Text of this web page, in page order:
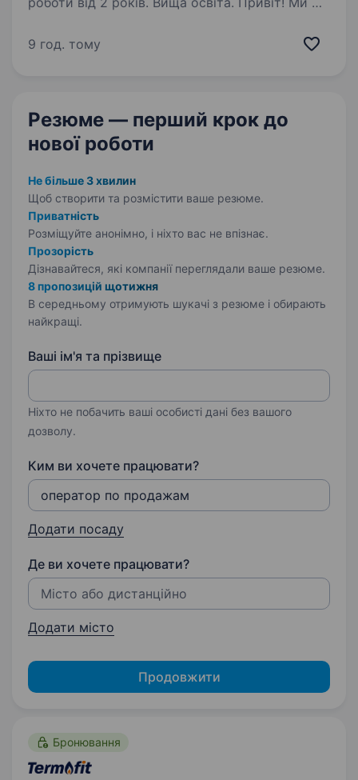
досвідом у виробництві запасних частин
року…
9 год. тому
Резюме — перший крок до
нової роботи
Не більше 3 хвилин
Щоб створити та розмістити ваше резюме.
Приватність
Розміщуйте анонімно, і ніхто вас не впізнає.
Прозорість
Дізнавайтеся, які компанії переглядали ваше резюме.
8 пропозицій щотижня
В середньому отримують шукачі з резюме і обирають
найкращі.
Ваші ім'я та прізвище
Ніхто не побачить ваші особисті дані без вашого
дозволу.
Ким ви хочете працювати?
Додати посаду
Де ви хочете працювати?
Додати місто
Продовжити
Бронювання